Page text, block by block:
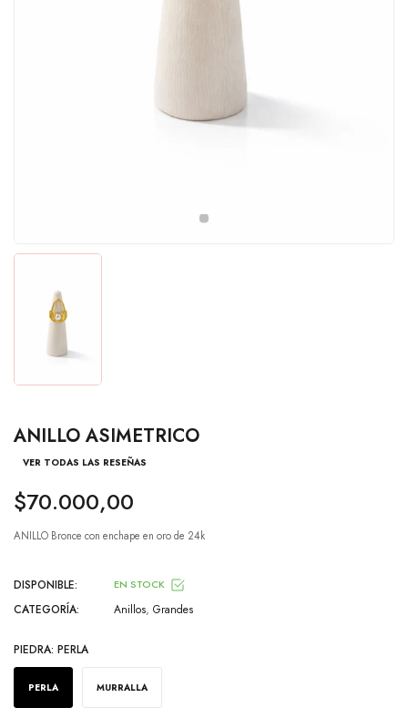
ANILLO ASIMETRICO
VER TODAS LAS RESEÑAS
$70.000,00
ANILLO Bronce con enchape en oro de 24k
DISPONIBLE: EN STOCK
CATEGORÍA: Anillos, Grandes
PIEDRA: PERLA
PERLA MURRALLA